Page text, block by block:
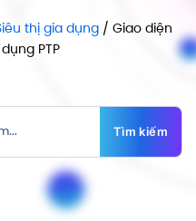
thị gia dụng/ Giao diện
PTP
Tìm kiếm